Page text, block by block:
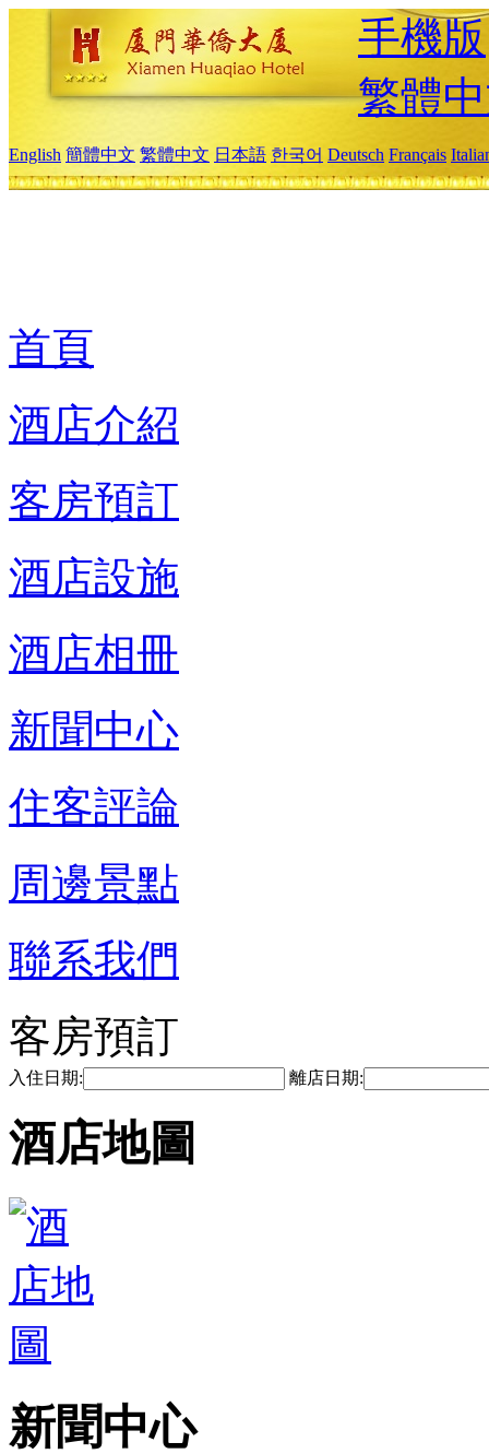
手機版
繁體
English 簡體中文 繁體中文 日本語 한국어 Deutsch Français
首頁
酒店介紹
客房預訂
酒店設施
酒店相冊
新聞中心
住客評論
周邊景點
聯系我們
客房預訂
入住日期: 離店日期:
酒店地圖
新聞中心